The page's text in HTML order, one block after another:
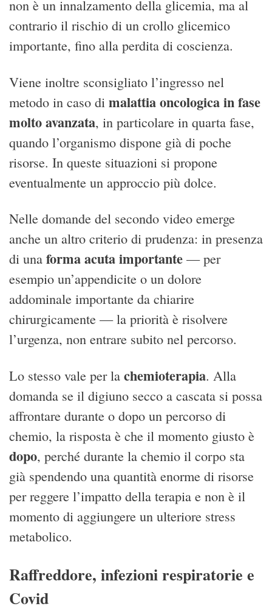
non è un innalzamento della glicemia, ma al
contrario il rischio di un crollo glicemico
importante, fino alla perdita di coscienza.
Viene inoltre sconsigliato l’ingresso nel
metodo in caso di malattia oncologica in fase
molto avanzata, in particolare in quarta fase,
quando l’organismo dispone già di poche
risorse. In queste situazioni si propone
eventualmente un approccio più dolce.
Nelle domande del secondo video emerge
anche un altro criterio di prudenza: in presenza
di una forma acuta importante — per
esempio un’appendicite o un dolore
addominale importante da chiarire
chirurgicamente — la priorità è risolvere
l’urgenza, non entrare subito nel percorso.
Lo stesso vale per la chemioterapia. Alla
domanda se il digiuno secco a cascata si possa
affrontare durante o dopo un percorso di
chemio, la risposta è che il momento giusto è
dopo, perché durante la chemio il corpo sta
già spendendo una quantità enorme di risorse
per reggere l’impatto della terapia e non è il
momento di aggiungere un ulteriore stress
metabolico.
Raffreddore, infezioni respiratorie e
Covid